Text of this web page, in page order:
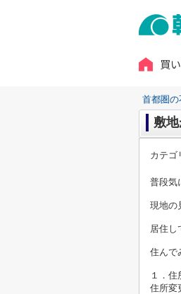
買
首都圏
敷
カテゴ
普段気
現地の
居住し
住んで
１．
住所変